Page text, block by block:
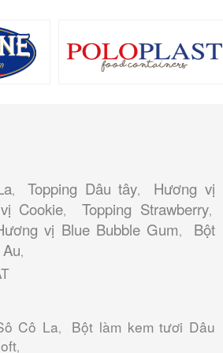
, Topping Dâu tây, Hương vị
Cookie, Topping Strawberry,
vị Blue Bubble Gum, Bột
,
Cô La, Bột làm kem tươi Dâu
,